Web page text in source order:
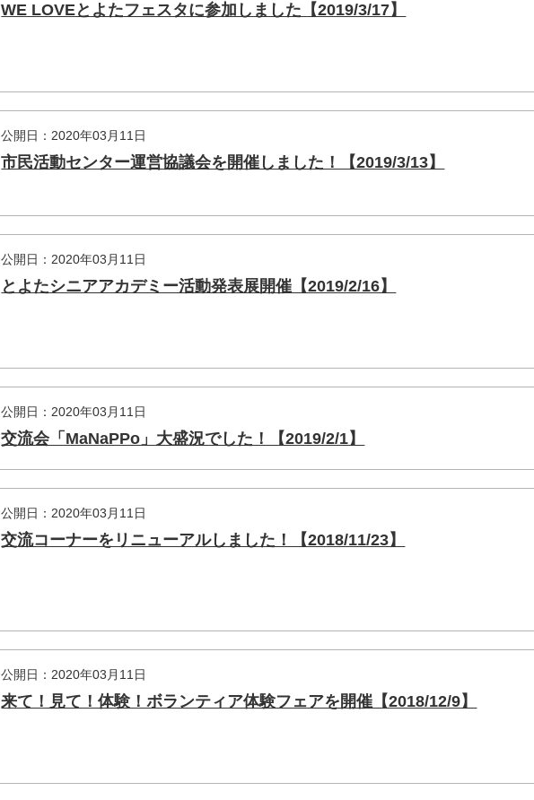
WE LOVEとよたフェスタに参加しました【2019/3/17】
公開日：2020年03月11日
市民活動センター運営協議会を開催しました！【2019/3/13】
公開日：2020年03月11日
とよたシニアアカデミー活動発表展開催【2019/2/16】
公開日：2020年03月11日
交流会「MaNaPPo」大盛況でした！【2019/2/1】
公開日：2020年03月11日
交流コーナーをリニューアルしました！【2018/11/23】
公開日：2020年03月11日
来て！見て！体験！ボランティア体験フェアを開催【2018/12/9】